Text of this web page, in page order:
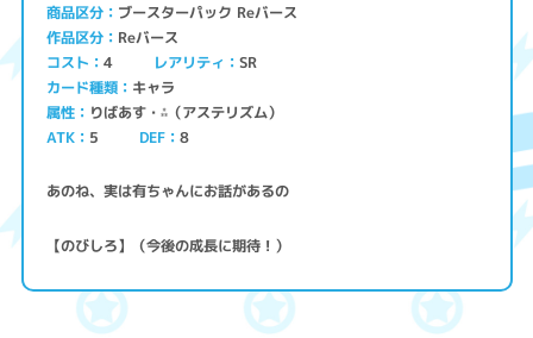
商品区分 ブースターパック Reバース
作品区分 Reバース
コスト 4 レアリティ SR
カード種類 キャラ
属性 りばあす・⁂（アステリズム）
ATK 5 DEF 8
あのね、実は有ちゃんにお話があるの
【のびしろ】（今後の成長に期待！）